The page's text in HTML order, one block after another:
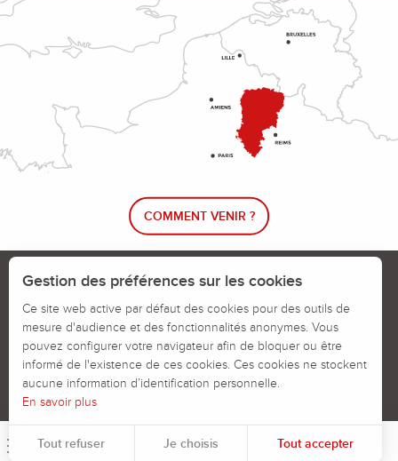
Menu
COMMENT VENIR ?
Le blog rando !
Calendrier des jours chassés
Signaler un problème sur un parcours
Politiques des Cookies Mentions légales
Gestion des préférences sur les cookies
Ce site web active par défaut des cookies pour des outils de
mesure d'audience et des fonctionnalités anonymes. Vous
pouvez configurer votre navigateur afin de bloquer ou être
informé de l'existence de ces cookies. Ces cookies ne stockent
aucune information d’identification personnelle.
En savoir plus
Tout refuser Je choisis Tout accepter